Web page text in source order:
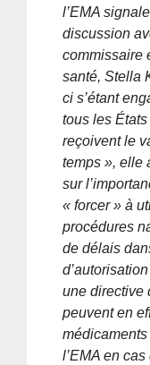
l’EMA
discussion
commissaire
santé, Stella
ci s’étant
tous les
reçoivent le
temps », elle
sur
« forcer » à
procédures
de délais
une directive
peuvent en
l’EMA en cas